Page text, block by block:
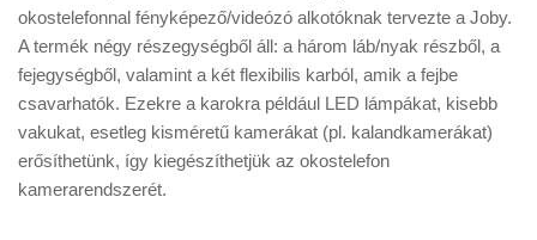
Helyszíni Riport
E-BB
okostelefonnal fényképező/videózó alkotóknak tervezte a Joby.
A termék négy részegységből áll: a három láb/nyak részből, a
fejegységből, valamint a két flexibilis karból, amik a fejbe
csavarhatók. Ezekre a karokra például LED lámpákat, kisebb
vakukat, esetleg kisméretű kamerákat (pl. kalandkamerákat)
erősíthetünk, így kiegészíthetjük az okostelefon
kamerarendszerét.